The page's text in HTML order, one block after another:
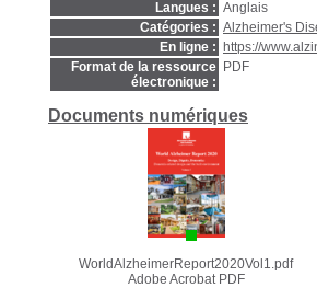
Langues : Anglais
Catégories : Alzheimer's
En ligne :
https://
Format de la ressource
électronique :
PDF
Documents numériques
WorldAlzheimerReport2020Vol1.pdf
Adobe Acrobat PDF